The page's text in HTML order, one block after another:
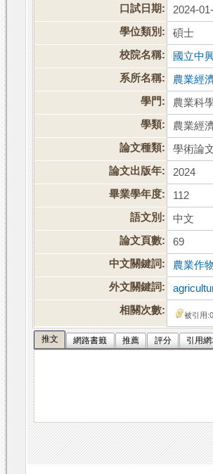
口試日期:
2024-
學位類別:
碩士
校院名稱:
國立中
系所名稱:
農業經
學門:
農業科
學類:
農業經
論文種類:
學術論
論文出版年:
2024
畢業學年度:
112
語文別:
中文
論文頁數:
69
中文關鍵詞:
農業作
外文關鍵詞:
相關次數:
被引用:0
推文 網路書籤 推薦 評分 引用網